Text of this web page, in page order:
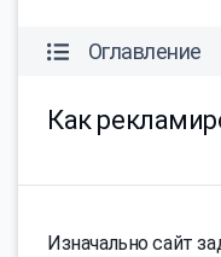
Оглавление
Как
Изначально сайт